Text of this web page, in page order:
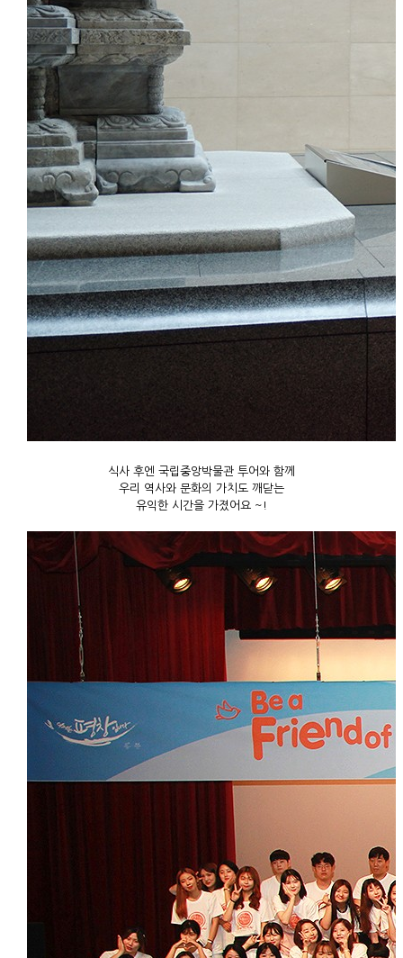
식사 후엔 국립중앙박물관 투어와 함께
우리 역사와 문화의 가치도 깨닫는
유익한 시간을 가졌어요 ~!